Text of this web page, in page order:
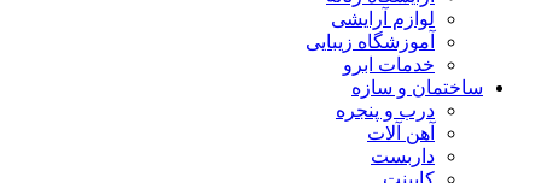
لوازم آرایشی
آموزشگاه زیبایی
خدمات ابرو
ساختمان و سازه
درب و پنجره
آهن آلات
داربست